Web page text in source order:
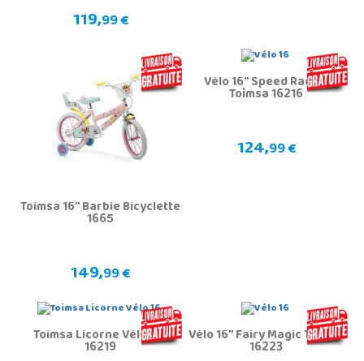
119,99 €
Toimsa 16" Barbie Bicyclette
1665
149,99 €
Vélo 16" Speed Racing
Toimsa 16216
124,99 €
Toimsa Licorne Vélo 16"
16219 Vélo 16" Fairy Magic Toimsa
16223